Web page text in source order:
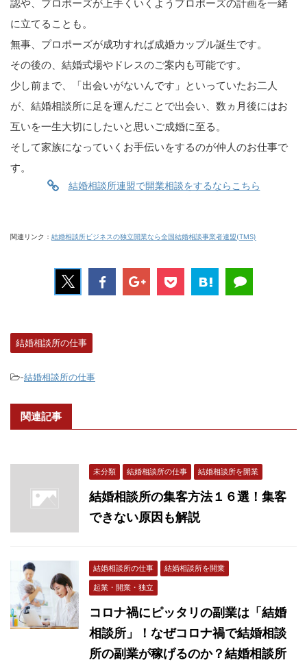
認や、プロポーズが上手くいくようプロポーズの計画を一緒
に立てることも。
無事、プロポーズが成功すれば成婚カップル誕生です。
その後の、結婚式場やドレスのご案内も可能です。
少し前まで、「出会いがないんです」といっていたお二人
が、結婚相談所に足を運んだことで出会い、数ヵ月後にはお
互いを一生大切にしたいと思いご成婚に至る。
そして家族になっていくお手伝いをするのが仲人のお仕事で
す。
結婚相談所連盟で開業相談をするならこちら
関連リンク： 結婚相談所ビジネスの独立開業なら全国結婚相談事業者連盟(TMS)
結婚相談所の仕事
-結婚相談所の仕事
関連記事
未分類 結婚相談所の仕事 結婚相談所を開業
結婚相談所の集客方法１６選！集客
できない原因も解説
結婚相談所の仕事
結婚相談所を開業
起業・開業・独立
コロナ禍にピッタリの副業は「結婚
相談所」！なぜコロナ禍で結婚相談
所の副業が稼げるのか？結婚相談所